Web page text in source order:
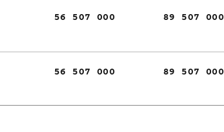
56 507 000 89 507 000
56 507 000 89 507 000